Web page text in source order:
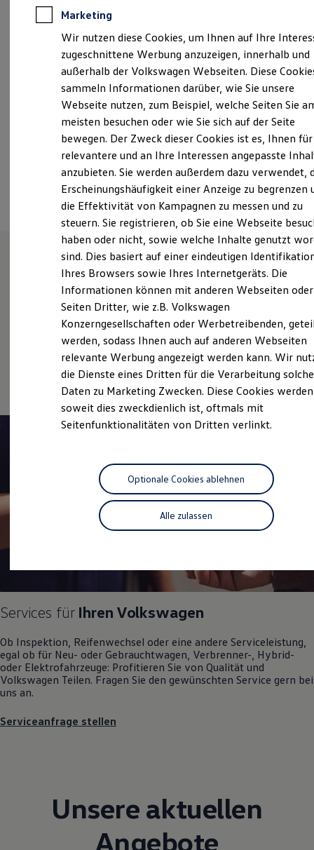
Elektroautos
ID. Tutorials
Elektrofahrzeugkonzepte
Reichweite
Reichweite der ID. Modelle
Reichweite im Winter
Laden
Laden unterwegs
Laden Zuhause
Ladestationen finden
Ladezeitensimulator
Batterie
Sicherheit
Garantie und Lebensdauer
Nachhaltigkeit
Technologie
Kosten und Kauf
Verbrauchskosten
Kaufoptionen
E-Auto-Förderung
Software und Konnektivität
ID. Software Versionen und Updates
Digitale Extras
Schnittstellen zu Ihrem ID.
Hybridautos
Marke und Erlebnis
Volkswagen R und R Experience
R-Modelle
Driving Experience
Volkswagen entdecken
Lifestyle Shop
T-Roc Kollektion
Golf Kollektion
ID. Kollektion
Volkswagen Kollektion
R-Kollektion
Besitzer und Service
Software Updates
Inspektion und HU/AU
Reparaturen und Checks
Motorenöl und Flüssigkeiten
Räder und Reifen
Pannen- und Unfallhilfe
Volkswagen Teile
Zubehör
Wallbox und Ladekabel
Digitale Extras
Dienste für Ihr Modell finden
Volkswagen Apps, Login und Shop
philipp.moser@ah-moser.de
+49 7525 924010
Montag
Samstag
07:30 12:00
Uhr
Sonntag
Geschlossen
Ansprechpartner
Unsere Leistungenim
Überblick
Service
Online-Fahrzeugbewertung
Services für Ihren Volkswagen
Ob Inspektion, Reifenwechsel oder eine andere Serviceleistung,
egal ob für Neu- oder Gebrauchtwagen , Verbrenner-, Hybrid-
oder Elektrofahrzeuge: Profitieren Sie von Qualität und
Volkswagen Teilen. Fragen Sie den gewünschten Service gern bei
uns an.
Serviceanfrage stellen
Unsere aktuellen
Angebote
Marketing
Wir nutzen diese Cookies, um Ihnen auf Ihre
zugeschnittene Werbung anzuzeigen, innerhalb und
außerhalb der Volkswagen Webseiten. Diese
sammeln Informationen darüber, wie Sie unsere
Webseite nutzen, zum Beispiel, welche Seiten Sie
meisten besuchen oder wie Sie sich auf der Seite
bewegen. Der Zweck dieser Cookies ist es, Ihnen für
relevantere und an Ihre Interessen angepasste
anzubieten. Sie werden außerdem dazu verwendet,
Erscheinungshäufigkeit einer Anzeige zu begrenzen
die Effektivität von Kampagnen zu messen und zu
steuern. Sie registrieren, ob Sie eine Webseite
haben oder nicht, sowie welche Inhalte genutzt
sind. Dies basiert auf einer eindeutigen
Ihres Browsers sowie Ihres Internetgeräts. Die
Informationen können mit anderen Webseiten oder
Seiten Dritter, wie z.B. Volkswagen
Konzerngesellschaften oder Werbetreibenden,
werden, sodass Ihnen auch auf anderen Webseiten
relevante Werbung angezeigt werden kann. Wir
die Dienste eines Dritten für die Verarbeitung
Daten zu Marketing Zwecken. Diese Cookies
soweit dies zweckdienlich ist, oftmals mit
Seitenfunktionalitäten von Dritten verlinkt.
Alle zulassen
Optionale Cookies ablehnen